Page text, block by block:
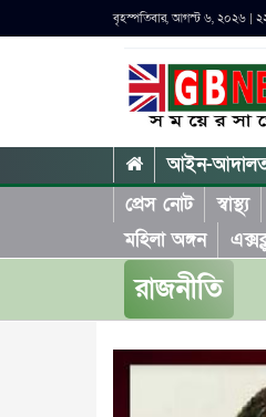
বৃহস্পতিবার, আগস্ট ৬, ২০২৬ |
আইন-
প্রেস নোট
স্বাস্থ্য
মহিলা অঙ্গন
রাজনীতি